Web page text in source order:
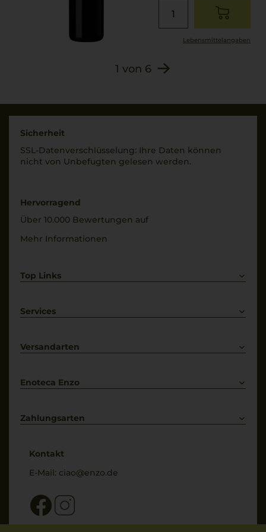
Lagerpotential
100% Traube, SULFITE.
Lebensmittel­angaben
1 von 6
Sicherheit
SSL-Daten­verschlüs­selung: Ihre Daten können
nicht von Unbe­fugten gelesen werden.
Hervorragend
Über 10.000 Bewertungen auf
Mehr Informationen
Top Links
Weißwein
Services
Kontakt
Versandarten
Enoteca Enzo
Bewertungs-Richtlinien
Zahlungsarten
Kontakt
E-Mail: ciao@enzo.de